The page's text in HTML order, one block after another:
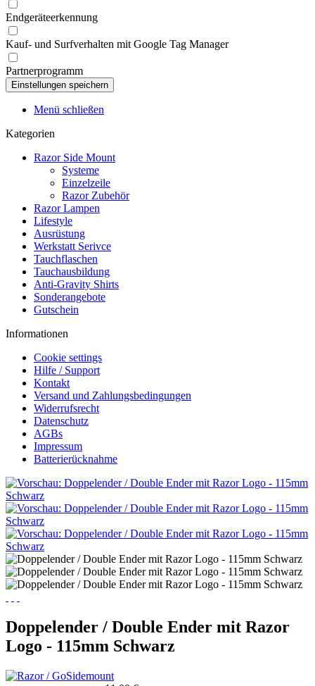
Endgeräteerkennung
Kauf- und Surfverhalten mit Google Tag Manager
Partnerprogramm
Menü schließen
Kategorien
Razor Side Mount
Systeme
Einzelzeile
Razor Zubehör
Razor Lampen
Lifestyle
Ausrüstung
Werkstatt Serivce
Tauchflaschen
Tauchausbildung
Anti-Gravity Shirts
Sonderangebote
Gutschein
Informationen
Cookie settings
Hilfe / Support
Kontakt
Versand und Zahlungsbedingungen
Widerrufsrecht
Datenschutz
AGBs
Impressum
Batterierücknahme
Doppelender / Double Ender mit Razor
Logo - 115mm Schwarz